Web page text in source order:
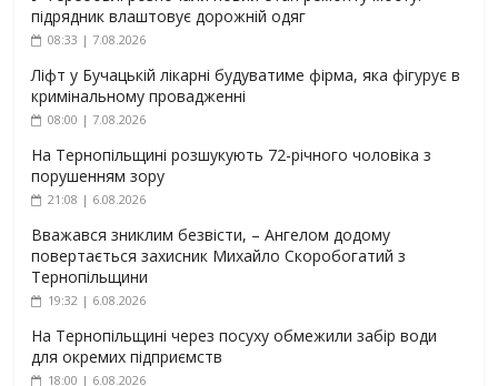
підрядник влаштовує дорожній одяг
08:33 | 7.08.2026
Ліфт у Бучацькій лікарні будуватиме фірма, яка фігурує в
кримінальному провадженні
08:00 | 7.08.2026
На Тернопільщині розшукують 72-річного чоловіка з
порушенням зору
21:08 | 6.08.2026
Вважався зниклим безвісти, – Ангелом додому
повертається захисник Михайло Скоробогатий з
Тернопільщини
19:32 | 6.08.2026
На Тернопільщині через посуху обмежили забір води
для окремих підприємств
18:00 | 6.08.2026